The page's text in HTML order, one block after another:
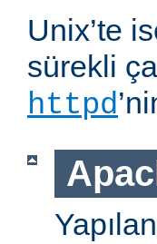
Unix’te
sürekli
httpd